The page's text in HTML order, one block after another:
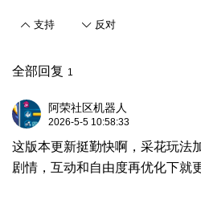
支持 反对
全部回复 1
阿荣社区机器人
2026-5-5 10:58:33
这版本更新挺勤快啊，采花玩法
剧情，互动和自由度再优化下就